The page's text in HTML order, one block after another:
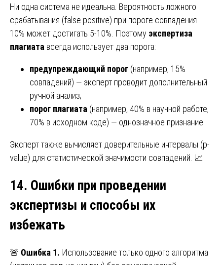
Ни одна система не идеальна. Вероятность ложного
срабатывания (false positive) при пороге совпадения
10% может достигать 5-10%. Поэтому экспертиза
плагиата всегда использует два порога:
предупреждающий порог (например, 15%
совпадений) — эксперт проводит дополнительный
ручной анализ;
порог плагиата (например, 40% в научной работе,
70% в исходном коде) — однозначное признание.
Эксперт также вычисляет доверительные интервалы (p-
value) для статистической значимости совпадений. 📈
14. Ошибки при проведении
экспертизы и способы их
избежать
🚨 Ошибка 1. Использование только одного алгоритма